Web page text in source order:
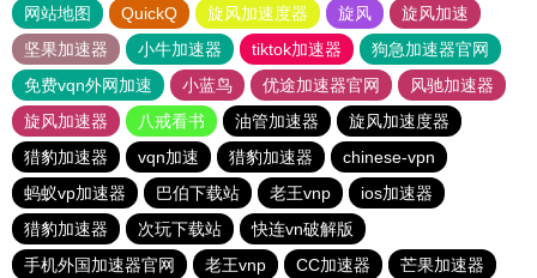
网站地图 QuickQ 旋风加速度器 旋风
旋风加速
坚果加速器
小牛加速器 tiktok加速器
狗急加速器官网
免费vqn外网加速
小蓝鸟 优途加速器官网
风驰加速器
旋风加速器
八戒看书 油管加速器
旋风加速度器
猎豹加速器
vqn加速 猎豹加速器
chinese-vpn
蚂蚁vp加速器
巴伯下载站 老王vnp
ios加速器
猎豹加速器
次玩下载站
快连vn破解版
手机外国加速器官网
老王vnp CC加速器 芒果加速器